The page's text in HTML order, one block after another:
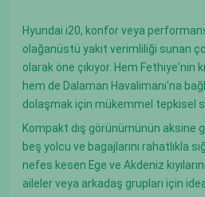
Hyundai i20, konfor veya
olağanüstü yakıt verimliliği sunan
olarak öne çıkıyor. Hem Fethiye'nin
hem de Dalaman Havalimanı'na
dolaşmak için mükemmel tepkisel
Kompakt dış görünümünün aksine
beş yolcu ve bagajlarını rahatlıkla
nefes kesen Ege ve Akdeniz
aileler veya arkadaş grupları için